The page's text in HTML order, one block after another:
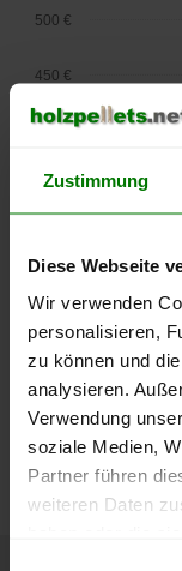
Zustimmung
Diese Webseite
Wir verwenden
personalisieren,
zu können und
analysieren.
Verwendung
soziale Medien,
Partner führen
weiteren Daten
September
2025
250 €
350 €
450 €
500 €
Die aktuelle
können Sie